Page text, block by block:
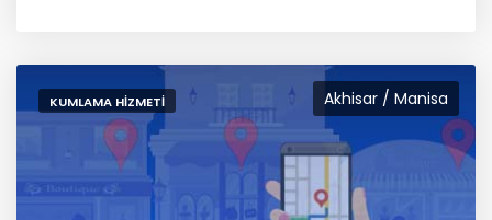
Akhisar / Manisa
KUMLAMA HIZMETI